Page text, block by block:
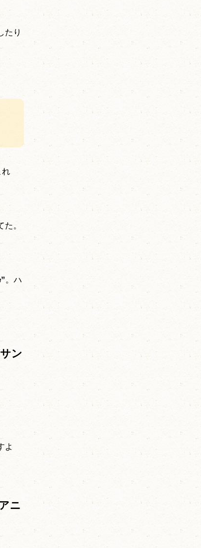
たり
れ
。
。ハ
ン
よ
ニ